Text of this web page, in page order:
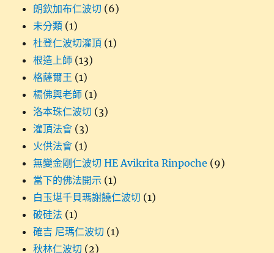
朗欽加布仁波切 (6)
未分類 (1)
杜登仁波切灌頂 (1)
根造上師 (13)
格薩爾王 (1)
楊佛興老師 (1)
洛本珠仁波切 (3)
灌頂法會 (3)
火供法會 (1)
無變金剛仁波切 HE Avikrita Rinpoche (9)
當下的佛法開示 (1)
白玉堪千貝瑪謝饒仁波切 (1)
破硅法 (1)
確吉 尼瑪仁波切 (1)
秋林仁波切 (2)